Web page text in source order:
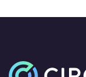
Accueil